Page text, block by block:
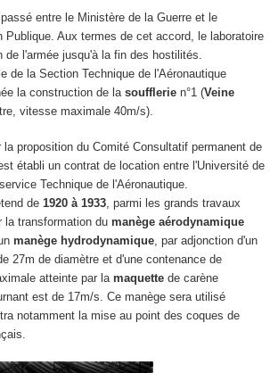
entre le Ministère de la Guerre et le
Publique. Aux termes de cet accord, le laboratoire
l'armée jusqu'à la fin des hostilités.
de la Section Technique de l'Aéronautique
la construction de la soufflerien°1 (Veine
vitesse maximale 40m/s).
la proposition du Comité Consultatif permanent de
établi un contrat de location entre l'Université de
Technique de l'Aéronautique.
de 1920 à 1933, parmi les grands travaux
transformation du manège aérodynamique
manège hydrodynamique, par adjonction d'un
27m de diamètre et d'une contenance de
atteinte par la maquette de carène
est de 17m/s. Ce manège sera utilisé
notamment la mise au point des coques de